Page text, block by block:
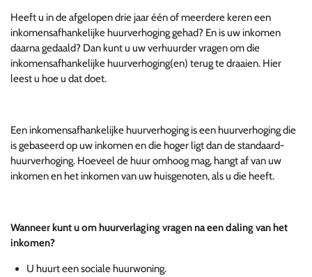
Heeft u in de afgelopen drie jaar één of meerdere keren een
inkomensafhankelijke huurverhoging gehad? En is uw inkomen
daarna gedaald? Dan kunt u uw verhuurder vragen om die
inkomensafhankelijke huurverhoging(en) terug te draaien. Hier
leest u hoe u dat doet.
Een inkomensafhankelijke huurverhoging is een huurverhoging die
is gebaseerd op uw inkomen en die hoger ligt dan de standaard-
huurverhoging. Hoeveel de huur omhoog mag, hangt af van uw
inkomen en het inkomen van uw huisgenoten, als u die heeft.
Wanneer kunt u om huurverlaging vragen na een daling van het
inkomen?
U huurt een sociale huurwoning.